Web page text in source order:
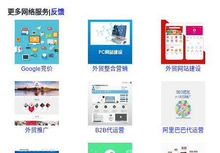
更多网络服务|反馈
Google竞价 外贸整合营销 外贸网站建设
外贸推广 B2B代运营 阿里巴巴代运营